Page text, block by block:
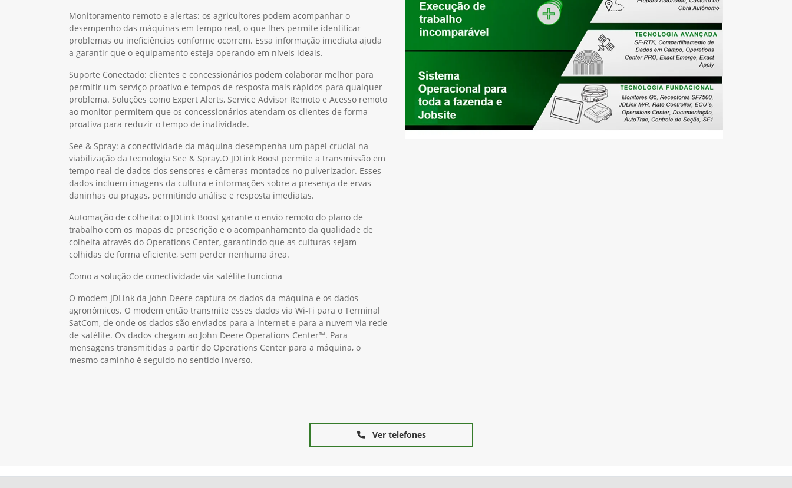
Monitoramento remoto e alertas: os agricultores podem acompanhar o
desempenho das máquinas em tempo real, o que lhes permite identificar
problemas ou ineficiências conforme ocorrem. Essa informação imediata ajuda
a garantir que o equipamento esteja operando em níveis ideais.
Suporte Conectado: clientes e concessionários podem colaborar melhor para
permitir um serviço proativo e tempos de resposta mais rápidos para qualquer
problema. Soluções como Expert Alerts, Service Advisor Remoto e Acesso remoto
ao monitor permitem que os concessionários atendam os clientes de forma
proativa para reduzir o tempo de inatividade.
See & Spray: a conectividade da máquina desempenha um papel crucial na
viabilização da tecnologia See & Spray.O JDLink Boost permite a transmissão em
tempo real de dados dos sensores e câmeras montados no pulverizador. Esses
dados incluem imagens da cultura e informações sobre a presença de ervas
daninhas ou pragas, permitindo análise e resposta imediatas.
Automação de colheita: o JDLink Boost garante o envio remoto do plano de
trabalho com os mapas de prescrição e o acompanhamento da qualidade de
colheita através do Operations Center, garantindo que as culturas sejam
colhidas de forma eficiente, sem perder nenhuma área.
Como a solução de conectividade via satélite funciona
O modem JDLink da John Deere captura os dados da máquina e os dados
agronômicos. O modem então transmite esses dados via Wi-Fi para o Terminal
SatCom, de onde os dados são enviados para a internet e para a nuvem via rede
de satélite. Os dados chegam ao John Deere Operations Center™. Para
mensagens transmitidas a partir do Operations Center para a máquina, o
mesmo caminho é seguido no sentido inverso.
Ver telefones